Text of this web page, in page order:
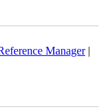
Reference Manager